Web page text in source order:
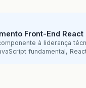
Front-End React
à liderança
fundamental,